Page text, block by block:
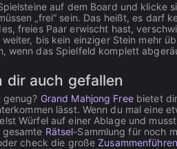
auf dem Board und klicke
„frei“ sein. Das heißt, es darf
freies Paar erwischt hast,
bis kein einziger Stein mehr
wenn das Spielfeld komplett
dir auch gefallen
genug? Grand Mahjong Freebietet dir
lässt. Wenn du mal eine
Würfel auf einer Ablage und
Rätsel-Sammlung für noch
check die großeZusammenführen